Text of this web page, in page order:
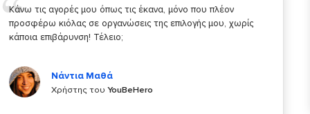
Σας ευχαριστώ που μας δίνετε την δυνατότητα να κάνουμε
κάτι!
Χρήστης του